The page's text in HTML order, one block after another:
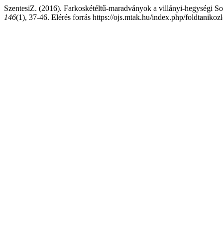
SzentesiZ. (2016). Farkoskétéltű-maradványok a villányi-hegységi
146(1), 37-46. Elérés forrás https://ojs.mtak.hu/index.php/